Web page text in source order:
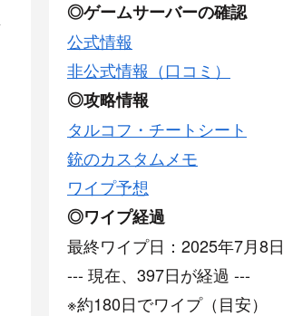
◎ゲームサーバーの確認
公式情報
非公式情報（口コミ）
◎攻略情報
タルコフ・チートシート
銃のカスタムメモ
ワイプ予想
◎ワイプ経過
最終ワイプ日：2025年7月8日
--- 現在、397日が経過 ---
※約180日でワイプ（目安）